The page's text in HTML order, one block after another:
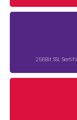
256Bit SSL